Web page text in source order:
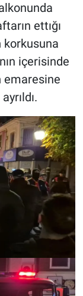
ettığı
korkusuna
içerisinde
emaresine